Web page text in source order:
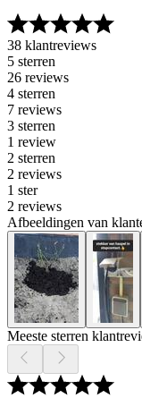
38 klantreviews
5 sterren
26 reviews
4 sterren
7 reviews
3 sterren
1 review
2 sterren
2 reviews
1 ster
2 reviews
Afbeeldingen van
Meeste sterren